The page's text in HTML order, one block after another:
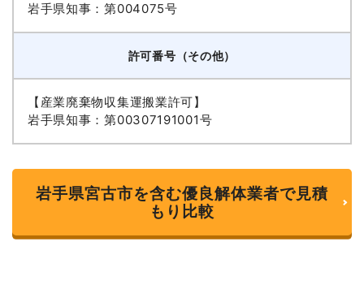
岩手県知事：第004075号
許可番号（その他）
【産業廃棄物収集運搬業許可】
岩手県知事：第00307191001号
岩手県宮古市を含む優良解体業者で見積
もり比較